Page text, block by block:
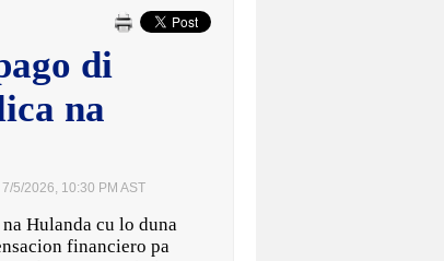
di
na
7/5/2026, 10:30 PM AST
Hulanda cu lo duna
financiero pa